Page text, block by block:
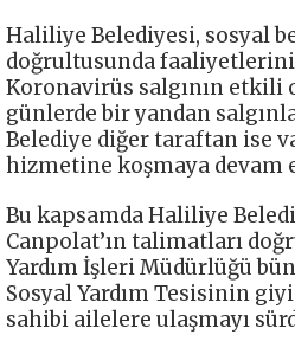
Haliliye Belediyesi, sosyal
doğrultusunda
Koronavirüs salgının etkili
günlerde bir yandan
Belediye diğer taraftan ise
hizmetine koşmaya devam
Bu kapsamda Haliliye
Canpolat’ın talimatları
Yardım İşleri Müdürlüğü
Sosyal Yardım Tesisinin
sahibi ailelere ulaşmayı